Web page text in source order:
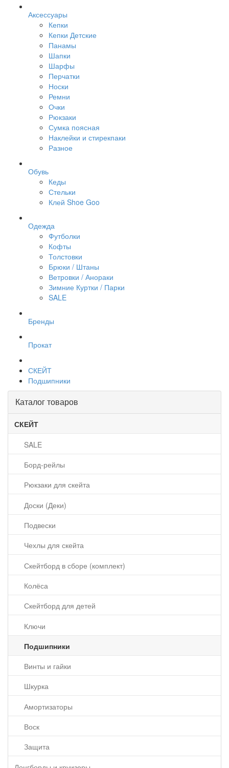
Аксессуары
Кепки
Кепки Детские
Панамы
Шапки
Шарфы
Перчатки
Носки
Ремни
Очки
Рюкзаки
Сумка поясная
Наклейки и стирекпаки
Разное
Обувь
Кеды
Стельки
Клей Shoe Goo
Одежда
Футболки
Кофты
Толстовки
Брюки / Штаны
Ветровки / Анораки
Зимние Куртки / Парки
SALE
Бренды
Прокат
СКЕЙТ
Подшипники
Каталог товаров
СКЕЙТ
SALE
Борд-рейлы
Рюкзаки для скейта
Доски (Деки)
Подвески
Чехлы для скейта
Скейтборд в сборе (комплект)
Колёса
Скейтборд для детей
Ключи
Подшипники
Винты и гайки
Шкурка
Амортизаторы
Воск
Защита